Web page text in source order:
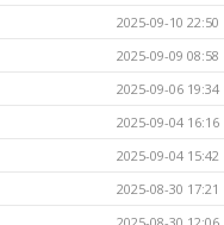
2025-09-10 22:50
2025-09-09 08:58
2025-09-06 19:34
2025-09-04 16:16
2025-09-04 15:42
2025-08-30 17:21